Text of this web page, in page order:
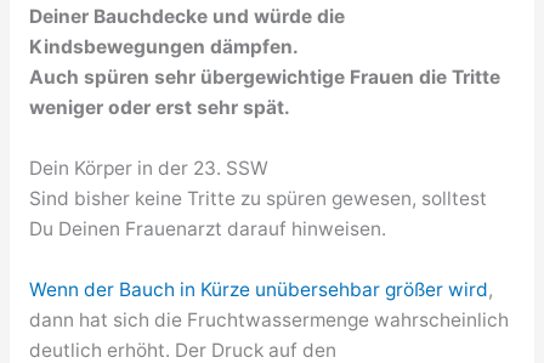
Deiner Bauchdecke und würde die
Kindsbewegungen dämpfen.
Auch spüren sehr übergewichtige Frauen die Tritte
weniger oder erst sehr spät.
Dein Körper in der 23. SSW
Sind bisher keine Tritte zu spüren gewesen, solltest
Du Deinen Frauenarzt darauf hinweisen.
Wenn der Bauch in Kürze unübersehbar größer wird,
dann hat sich die Fruchtwassermenge wahrscheinlich
deutlich erhöht. Der Druck auf den